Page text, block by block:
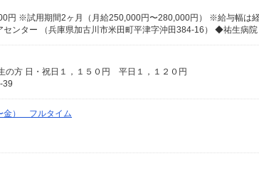
方 日・祝日１，１５０円 平日１，１２０円
39
金） フルタイム